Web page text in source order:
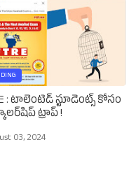
: టాలెంటెడ్‌ స్టూడెంట్స్‌ కోసం
ట్రాప్‌ !
03, 2024